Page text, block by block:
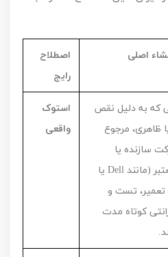
اصلی
اصطلاح
رایج
که به دلیل نقص
ظاهری، مرجوع
سازنده یا
(مانند Dell یا
تعمیر، تست و
کوتاه مدت
استوک
واقعی